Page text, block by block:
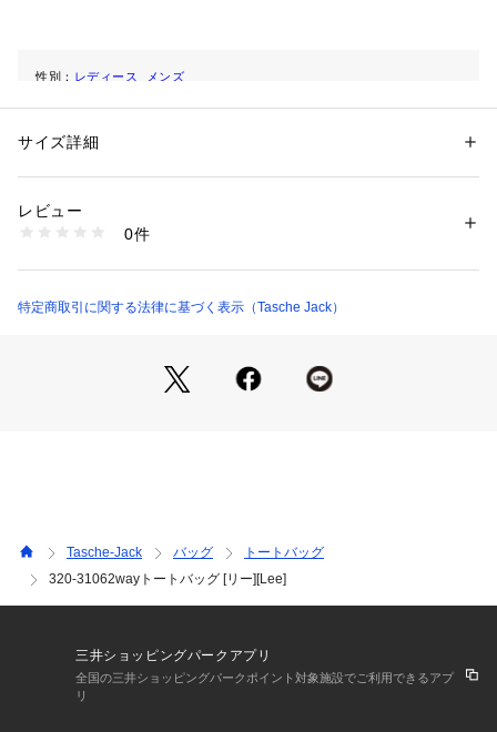
性別： レディース
メンズ
商品番号：
サイズ詳細
レビュー
0件
特定商取引に関する法律に基づく表示（Tasche Jack）
Tasche-Jack バッグ
トートバッグ
320-31062wayトートバッグ [リー][Lee]
三井ショッピングパークアプリ
全国の三井ショッピングパークポイント対象施設でご利用できるアプ
リ